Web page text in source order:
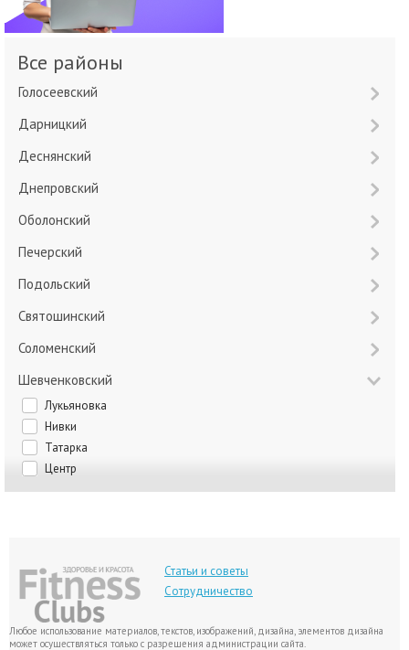
Все районы
Голосеевский
Дарницкий
Деснянский
Днепровский
Оболонский
Печерский
Подольский
Святошинский
Соломенский
Шевченковский
Лукьяновка
Нивки
Татарка
Центр
Статьи и советы
Сотрудничество
Любое использование материалов, текстов, изображений, дизайна, элементов дизайна
может осуществляться только с разрешения администрации сайта.